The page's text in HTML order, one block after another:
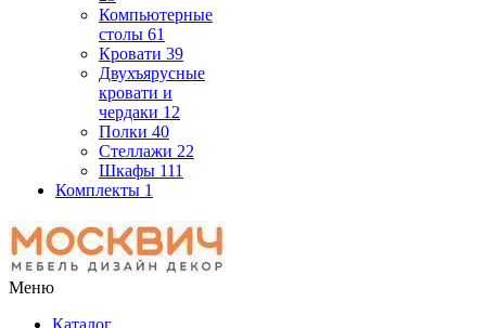
Компьютерные
столы 61
Кровати 39
Двухъярусные
кровати и
чердаки 12
Полки 40
Стеллажи 22
Шкафы 111
Комплекты 1
Меню
Каталог